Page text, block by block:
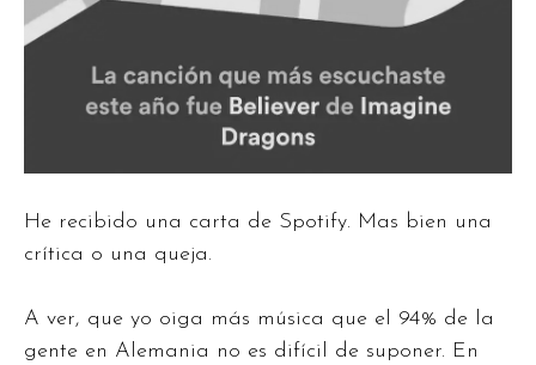
He recibido una carta de Spotify. Mas bien una
crítica o una queja.
A ver, que yo oiga más música que el 94% de la
gente en Alemania no es difícil de suponer. En